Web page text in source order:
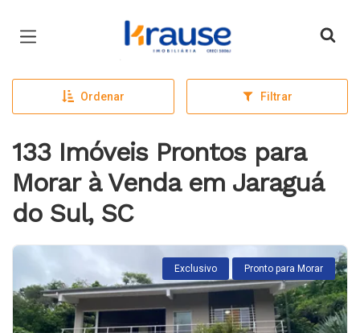
Página inicial
Ordenar Filtrar
133 Imóveis Prontos para
Morar à Venda em Jaraguá
do Sul, SC
Exclusivo Pronto para Morar